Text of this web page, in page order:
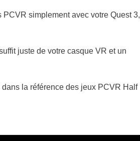
simplement avec votre Quest 3,
juste de votre casque VR et un
la référence des jeux PCVR Half